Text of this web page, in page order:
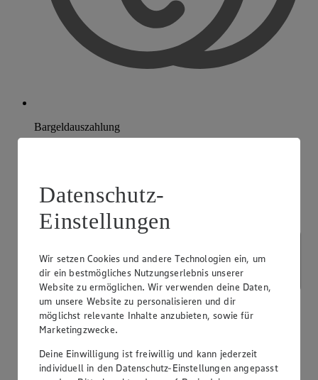
Bargeldauszahlung
Datenschutz-
Einstellungen
Wir setzen Cookies und andere Technologien ein, um
dir ein bestmögliches Nutzungserlebnis unserer
Website zu ermöglichen. Wir verwenden deine Daten,
um unsere Website zu personalisieren und dir
möglichst relevante Inhalte anzubieten, sowie für
Marketingzwecke.
Deine Einwilligung ist freiwillig und kann jederzeit
individuell in den Datenschutz-Einstellungen angepasst